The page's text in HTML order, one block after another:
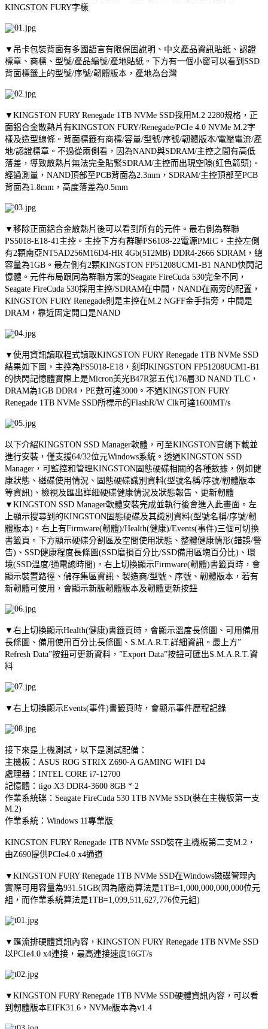
KINGSTON FURY字樣
▼吊卡包裝背面有多國語言有限保固說明、中文產品資訊貼紙、認證
標章、商標、型號/產品編號/產地貼紙。下方有一個小窗可以看到SSD
背面標籤上的型號/序號/韌體版本，產地為台灣
▼KINGSTON FURY Renegade 1TB NVMe SSD採用M.2 2280規格，正
面鋁合金散熱片有KINGSTON FURY/Renegade/PCIe 4.0 NVMe M.2字
樣及造型線條。背面標籤有商標/容量/型號/序號/韌體版本/電壓電流/產
地/認證標章。不過從兩側看，因為NAND與SDRAM/主控之間有高低
落差，導致散熱片無法完全貼緊SDRAM/主控而出現空隙(紅色箭頭)。
經過測量，NAND頂部至PCB背面為2.3mm，SDRAM/主控頂部至PCB
背面為1.8mm，高度落差為0.5mm
▼移除正面鋁合金散熱片後可以看到所有的元件。最右側為群聯
PS5018-E18-41主控。主控下方有群聯PS6108-22電源PMIC。主控左側
有2顆南亞NT5AD256M16D4-HR 4Gb(512MB) DDR4-2666 SDRAM，總
容量為1GB。最左側有2顆KINGSTON FP51208UCM1-B1 NAND快閃記
憶體。元件布局跟同為群聯方案的Seagate FireCuda 530完全不同，
Seagate FireCuda 530採用主控/SDRAM在中間，NAND在兩旁的配置，
KINGSTON FURY Renegade則是主控在M.2 NGFF金手指旁，中間是
DRAM，靠近固定開口是NAND
▼使用資訊讀取程式讀取KINGSTON FURY Renegade 1TB NVMe SSD
結果如下圖，主控為PS5018-E18，刻印KINGSTON FP51208UCM1-B1
的快閃記憶體實際上是Micron美光B47R第五代176層3D NAND TLC，
DRAM為1GB DDR4，PE數可達3000。不過KINGSTON FURY
Renegade 1TB NVMe SSD所標示的FlashR/W Clk可達1600MT/s
以下介紹KINGSTON SSD Manager軟體，可至KINGSTON官網下載並
進行安裝，僅支援64/32位元Windows系統。透過KINGSTON SSD
Manager，可監控和管理KINGSTON固態硬碟相關的各種數據，例如健
康狀態、磁碟使用情況、固態硬碟識別資料(型號名稱/序號/韌體版本
等資訊)、檢視及匯出詳細硬碟健康情況及狀態報告、更新韌體
▼KINGSTON SSD Manager軟體安裝完成並執行後會進入此畫面。左
上顯示搜尋到的KINGSTON固態硬碟及其識別資料(型號名稱/序號/韌
體版本)。右上有Firmware(韌體)/Health(健康)/Events(事件)三個可切換
書籤頁。下方顯示硬碟分割區及空間使用狀態、整體健康情形(錯誤/警
告)、SSD健康程度長條圖(SSD磨損百分比/SSD備用區塊百分比)、環
境(SSD溫度/通電總時間)。右上切換顯示Firmware(韌體)書籤頁時，會
顯示裝置路徑、儲存集區資訊、製造商/型號、序號、韌體版本，若有
新韌體可使用，會顯示新版韌體版本及韌體更新按鈕
▼右上切換顯示Health(健康)書籤頁時，會顯示溫度長條圖、可用備用
長條圖、備用使用百分比長條圖、S.M.A.R.T.詳細資訊。最上方”
Refresh Data”按鈕可更新資料，”Export Data”按鈕可匯出S.M.A.R.T.資
料
▼右上切換顯示Events(事件)書籤頁時，會顯示事件歷程記錄
接下來是上機測試，以下是測試配備：
主機板：ASUS ROG STRIX Z690-A GAMING WIFI D4
處理器：INTEL CORE i7-12700
記憶體：tigo X3 DDR4-3600 8GB * 2
作業系統碟：Seagate FireCuda 530 1TB NVMe SSD(裝在主機板第一支
M.2)
作業系統：Windows 11專業版
KINGSTON FURY Renegade 1TB NVMe SSD裝在主機板第二支M.2，
由Z690提供PCIe4.0 x4通道
▼KINGSTON FURY Renegade 1TB NVMe SSD在Windows磁碟管理內
實際可用容量為931.51GB(因為廠商算法是1TB=1,000,000,000,000位元
組，而作業系統算法是1TB=1,099,511,627,776位元組)
▼匯流排硬體資訊內容，KINGSTON FURY Renegade 1TB NVMe SSD
以PCIe4.0 x4連接，最高連接速度16GT/s
▼KINGSTON FURY Renegade 1TB NVMe SSD硬體資訊內容，可以看
到韌體版本EIFK31.6，NVMe版本為v1.4